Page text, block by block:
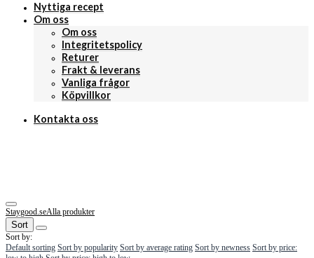
Nyttiga recept
Om oss
Om oss
Integritetspolicy
Returer
Frakt & leverans
Vanliga frågor
Köpvillkor
Kontakta oss
Staygood.seAlla produkter
Sort
Sort by:
Default sorting Sort by popularity Sort by average rating Sort by newness Sort by price: